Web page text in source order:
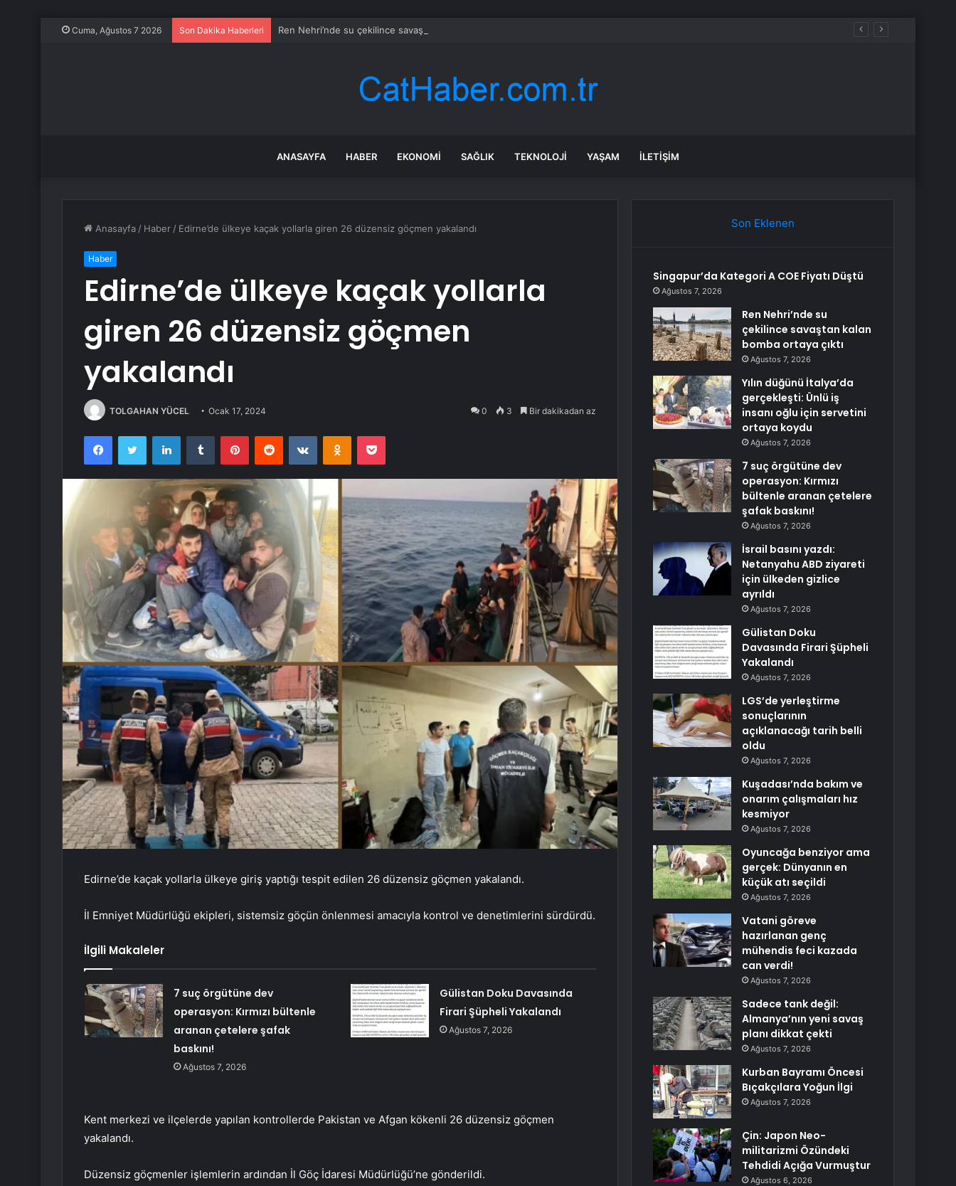
Cuma, Ağustos 7 2026 Son Dakika Haberleri Ren Nehri’nde su çekilince savaştan kalan bomba ortaya çıktı
ANASAYFA HABER EKONOMI SAĞLIK TEKNOLOJI YAŞAM İLETIŞIM
Anasayfa / Haber / Edirne’de ülkeye kaçak yollarla giren 26 düzensiz göçmen yakalandı
Haber
Edirne’de ülkeye kaçak yollarla
giren 26 düzensiz göçmen
yakalandı
TOLGAHAN YÜCEL Ocak 17, 2024 0 3 Bir dakikadan az
FacebookTwitter LinkedInTumblr PinterestReddit VKontakteOdnoklassniki
Pocket
Edirne’de kaçak yollarla ülkeye giriş yaptığı tespit edilen 26 düzensiz göçmen yakalandı.
İl Emniyet Müdürlüğü ekipleri, sistemsiz göçün önlenmesi amacıyla kontrol ve denetimlerini sürdürdü.
İlgili Makaleler
7 suç örgütüne dev
operasyon: Kırmızı bültenle
aranan çetelere şafak
baskını!
Ağustos 7, 2026
Gülistan Doku Davasında
Firari Şüpheli Yakalandı
Ağustos 7, 2026
Kent merkezi ve ilçelerde yapılan kontrollerde Pakistan ve Afgan kökenli 26 düzensiz göçmen
yakalandı.
Düzensiz göçmenler işlemlerin ardından İl Göç İdaresi Müdürlüğü’ne gönderildi.
Son Eklenen
Singapur’da Kategori A COE Fiyatı Düştü
Ağustos 7, 2026
Ren Nehri’nde su
çekilince savaştan kalan
bomba ortaya çıktı
Ağustos 7, 2026
Yılın düğünü İtalya’da
gerçekleşti: Ünlü iş
insanı oğlu için servetini
ortaya koydu
Ağustos 7, 2026
7 suç örgütüne dev
operasyon: Kırmızı
bültenle aranan çetelere
şafak baskını!
Ağustos 7, 2026
İsrail basını yazdı:
Netanyahu ABD ziyareti
için ülkeden gizlice
ayrıldı
Ağustos 7, 2026
Gülistan Doku
Davasında Firari Şüpheli
Yakalandı
Ağustos 7, 2026
LGS’de yerleştirme
sonuçlarının
açıklanacağı tarih belli
oldu
Ağustos 7, 2026
Kuşadası’nda bakım ve
onarım çalışmaları hız
kesmiyor
Ağustos 7, 2026
Oyuncağa benziyor ama
gerçek: Dünyanın en
küçük atı seçildi
Ağustos 7, 2026
Vatani göreve
hazırlanan genç
mühendis feci kazada
can verdi!
Ağustos 7, 2026
Sadece tank değil:
Almanya’nın yeni savaş
planı dikkat çekti
Ağustos 7, 2026
Kurban Bayramı Öncesi
Bıçakçılara Yoğun İlgi
Ağustos 7, 2026
Çin: Japon Neo-
militarizmi Özündeki
Tehdidi Açığa Vurmuştur
Ağustos 6, 2026